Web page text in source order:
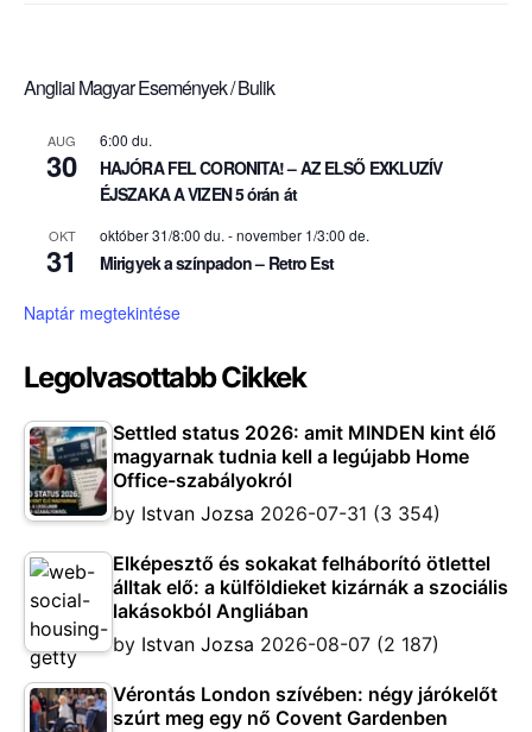
Angliai Magyar Események / Bulik
AUG
30
6:00 du.
HAJÓRA FEL CORONITA! – AZ ELSŐ EXKLUZÍV
ÉJSZAKA A VIZEN 5 órán át
OKT
31
október 31/8:00 du. -november 1/3:00 de.
Mirigyek a színpadon – Retro Est
Naptár megtekintése
Legolvasottabb Cikkek
Settled status 2026: amit MINDEN kint élő
magyarnak tudnia kell a legújabb Home
Office-szabályokról
by Istvan Jozsa 2026-07-31 (3 354)
Elképesztő és sokakat felháborító ötlettel
álltak elő: a külföldieket kizárnák a szociális
lakásokból Angliában
by Istvan Jozsa 2026-08-07 (2 187)
Vérontás London szívében: négy járókelőt
szúrt meg egy nő Covent Gardenben